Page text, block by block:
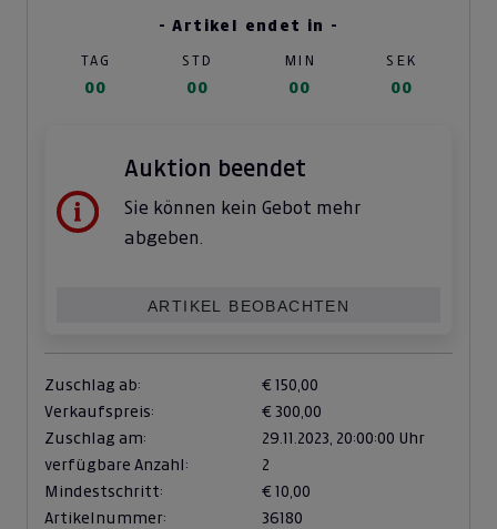
- Artikel endet in -
TAG STD MIN SEK
00 00 00 00
Auktion beendet
Sie können kein Gebot mehr
abgeben.
ARTIKEL BEOBACHTEN
Zuschlag ab:
€ 150,00
Verkaufspreis:
€ 300,00
Zuschlag am:
29.11.2023, 20:00:00 Uhr
verfügbare Anzahl:
2
Mindestschritt:
€ 10,00
Artikelnummer:
36180